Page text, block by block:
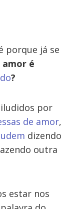
porque já se
amor é
?
por
de amor,
dizendo
outra
estar nos